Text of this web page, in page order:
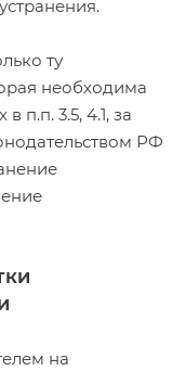
ту
необходима
п.п. 3.5, 4.1, за
РФ
на